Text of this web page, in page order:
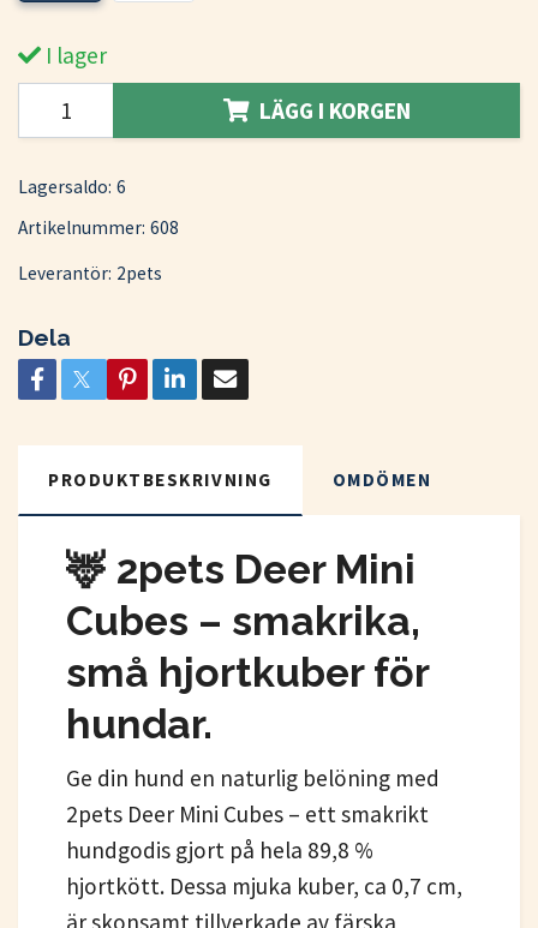
I lager
LÄGG I KORGEN
Lagersaldo: 6
Artikelnummer: 608
Leverantör: 2pets
Dela
PRODUKTBESKRIVNING OMDÖMEN
🦌 2pets Deer Mini
Cubes – smakrika,
små hjortkuber för
hundar.
Ge din hund en naturlig belöning med
2pets Deer Mini Cubes – ett smakrikt
hundgodis gjort på hela 89,8 %
hjortkött. Dessa mjuka kuber, ca 0,7 cm,
är skonsamt tillverkade av färska